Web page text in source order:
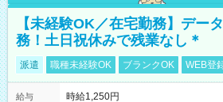
【未経験OK／在宅勤務】デー
務！土日祝休みで残業なし＊
派遣 職種未経験OK ブランクOK WEB登
給与
時給1,250円